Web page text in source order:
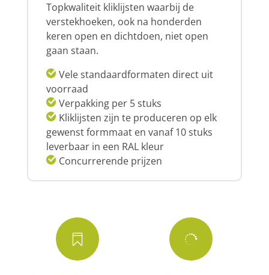
Topkwaliteit kliklijsten waarbij de
verstekhoeken, ook na honderden
keren open en dichtdoen, niet open
gaan staan.
Vele standaardformaten direct uit
voorraad
Verpakking per 5 stuks
Kliklijsten zijn te produceren op elk
gewenst formmaat en vanaf 10 stuks
leverbaar in een RAL kleur
Concurrerende prijzen
 